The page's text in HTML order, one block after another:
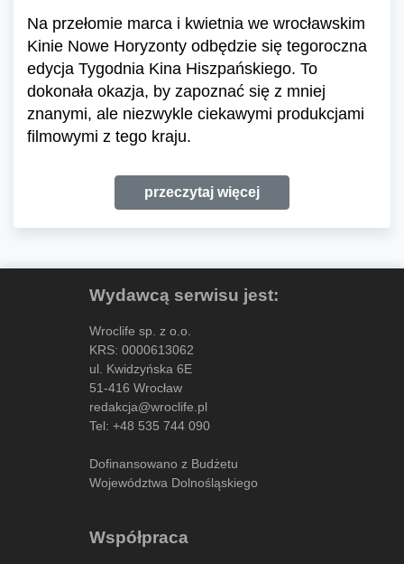
Na przełomie marca i kwietnia we wrocławskim
Kinie Nowe Horyzonty odbędzie się tegoroczna
edycja Tygodnia Kina Hiszpańskiego. To
dokonała okazja, by zapoznać się z mniej
znanymi, ale niezwykle ciekawymi produkcjami
filmowymi z tego kraju.
przeczytaj więcej
Wydawcą serwisu jest:
Wroclife sp. z o.o.
KRS: 0000613062
ul. Kwidzyńska 6E
51-416 Wrocław
redakcja@wroclife.pl
Tel: +48 535 744 090
Dofinansowano z Budżetu
Województwa Dolnośląskiego
Współpraca